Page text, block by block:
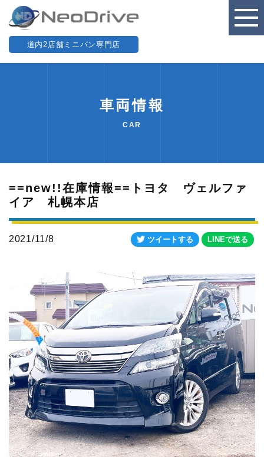
道内2店舗ミニバン専門店
車両情報
CAR
==new!!在庫情報==トヨタ ヴェルファ
イア 札幌本店
2021/11/8 ツイートする LINEで送る